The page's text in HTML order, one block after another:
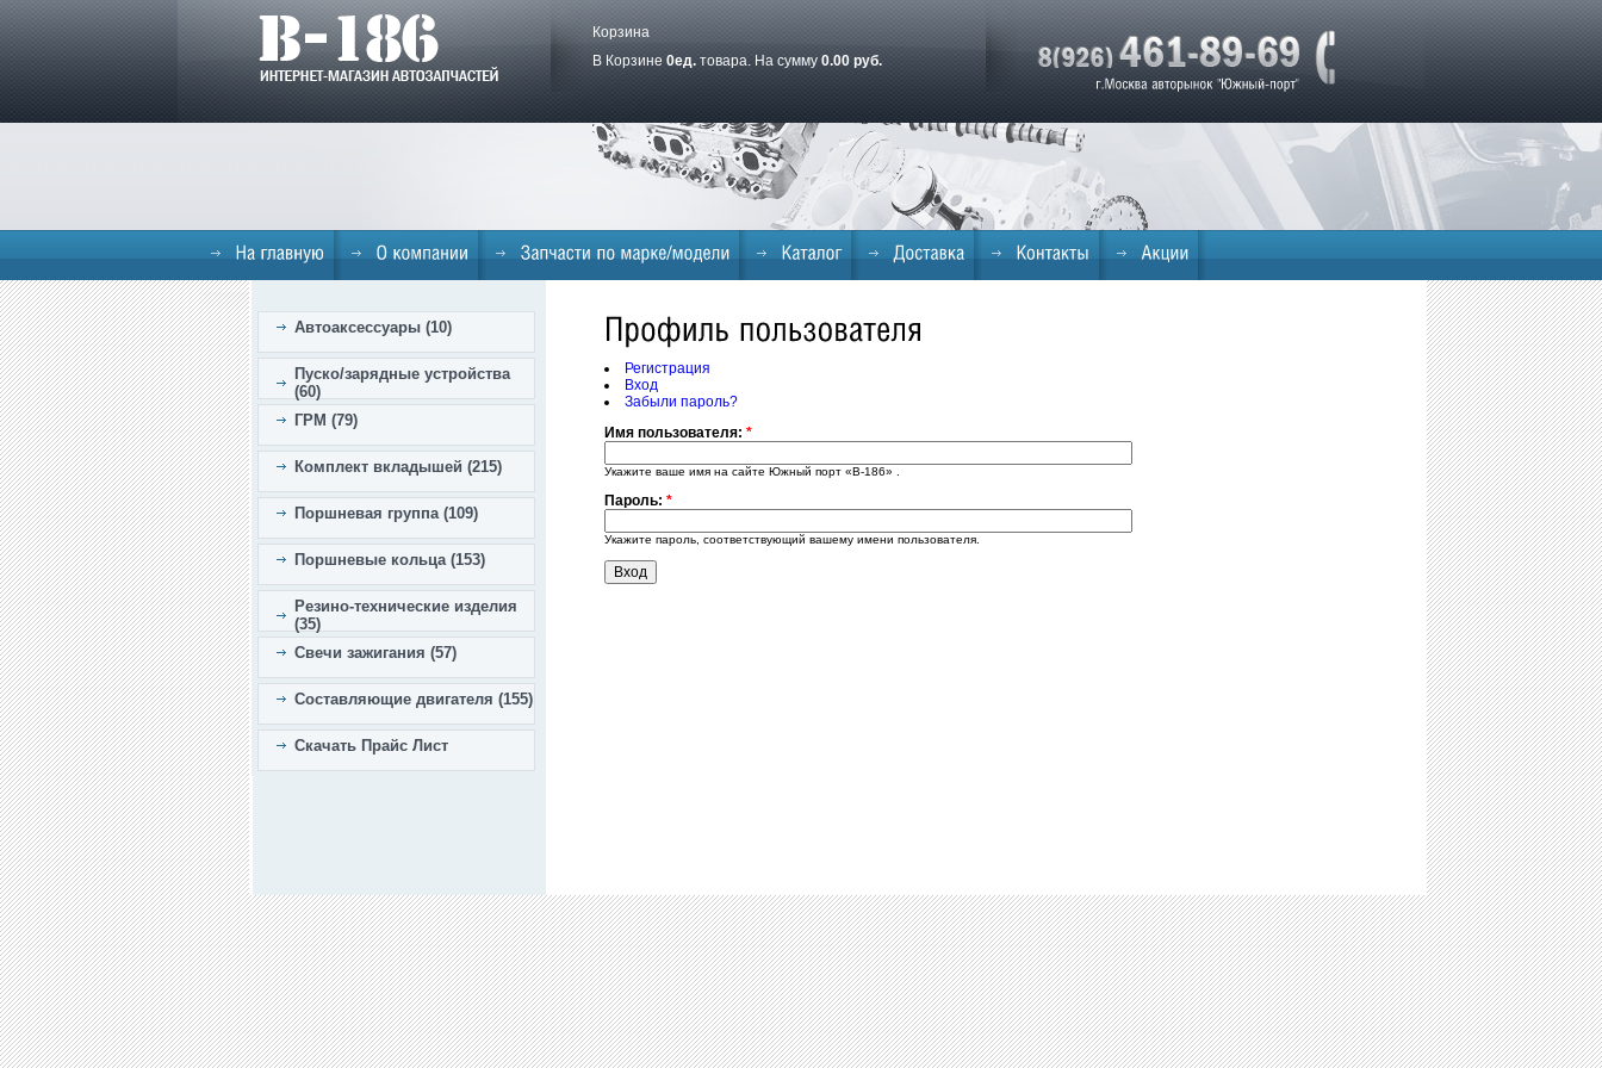
Корзина
В Корзине 0ед. товара. На сумму 0.00 руб.
Автоаксессуары (10)
Пуско/зарядные устройства
(60)
ГРМ (79)
Комплект вкладышей (215)
Поршневая группа (109)
Поршневые кольца (153)
Резино-технические изделия
(35)
Свечи зажигания (57)
Составляющие двигателя (155)
Скачать Прайс Лист
Регистрация
Вход
Забыли пароль?
Имя пользователя: *
Укажите ваше имя на сайте Южный порт «B-186» .
Пароль: *
Укажите пароль, соответствующий вашему имени пользователя.